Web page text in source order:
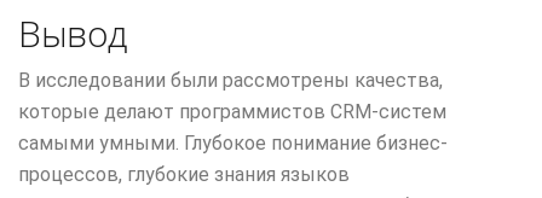
Вывод
В исследовании были рассмотрены качества,
которые делают программистов CRM-систем
самыми умными. Глубокое понимание бизнес-
процессов, глубокие знания языков